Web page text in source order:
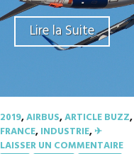
Lire la Suite
2019,AIRBUS,ARTICLE BUZZ,
FRANCE,INDUSTRIE,✈︎
LAISSER UN COMMENTAIRE